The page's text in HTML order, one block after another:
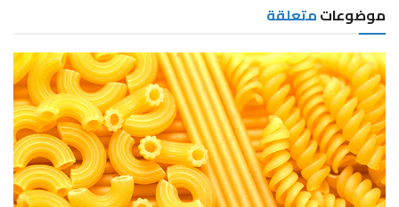
موضوعاتمتعلقة